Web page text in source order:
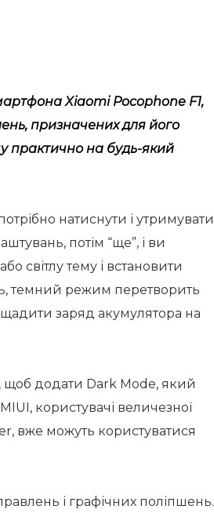
Xiaomi Pocophone F1,
призначених для його
практично на будь-який
натиснути і утримувати
потім “ще”, і ви
світлу тему і встановити
темний режим перетворить
заряд акумулятора на
додати Dark Mode, який
користувачі величезної
вже можуть користуватися
і графічних поліпшень.